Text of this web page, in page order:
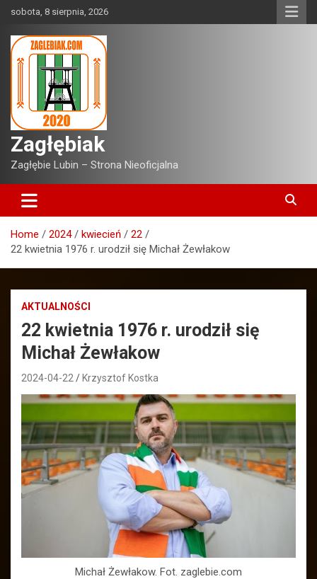
content
sobota, 8 sierpnia, 2026
Zagłębiak
Zagłębie Lubin – Strona Nieoficjalna
Home 2024 kwiecień
22
22 kwietnia 1976 r. urodził się Michał Żewłakow
AKTUALNOŚCI
22 kwietnia 1976 r. urodził się
Michał Żewłakow
2024-04-22 Krzysztof Kostka
Michał Żewłakow. Fot. zaglebie.com